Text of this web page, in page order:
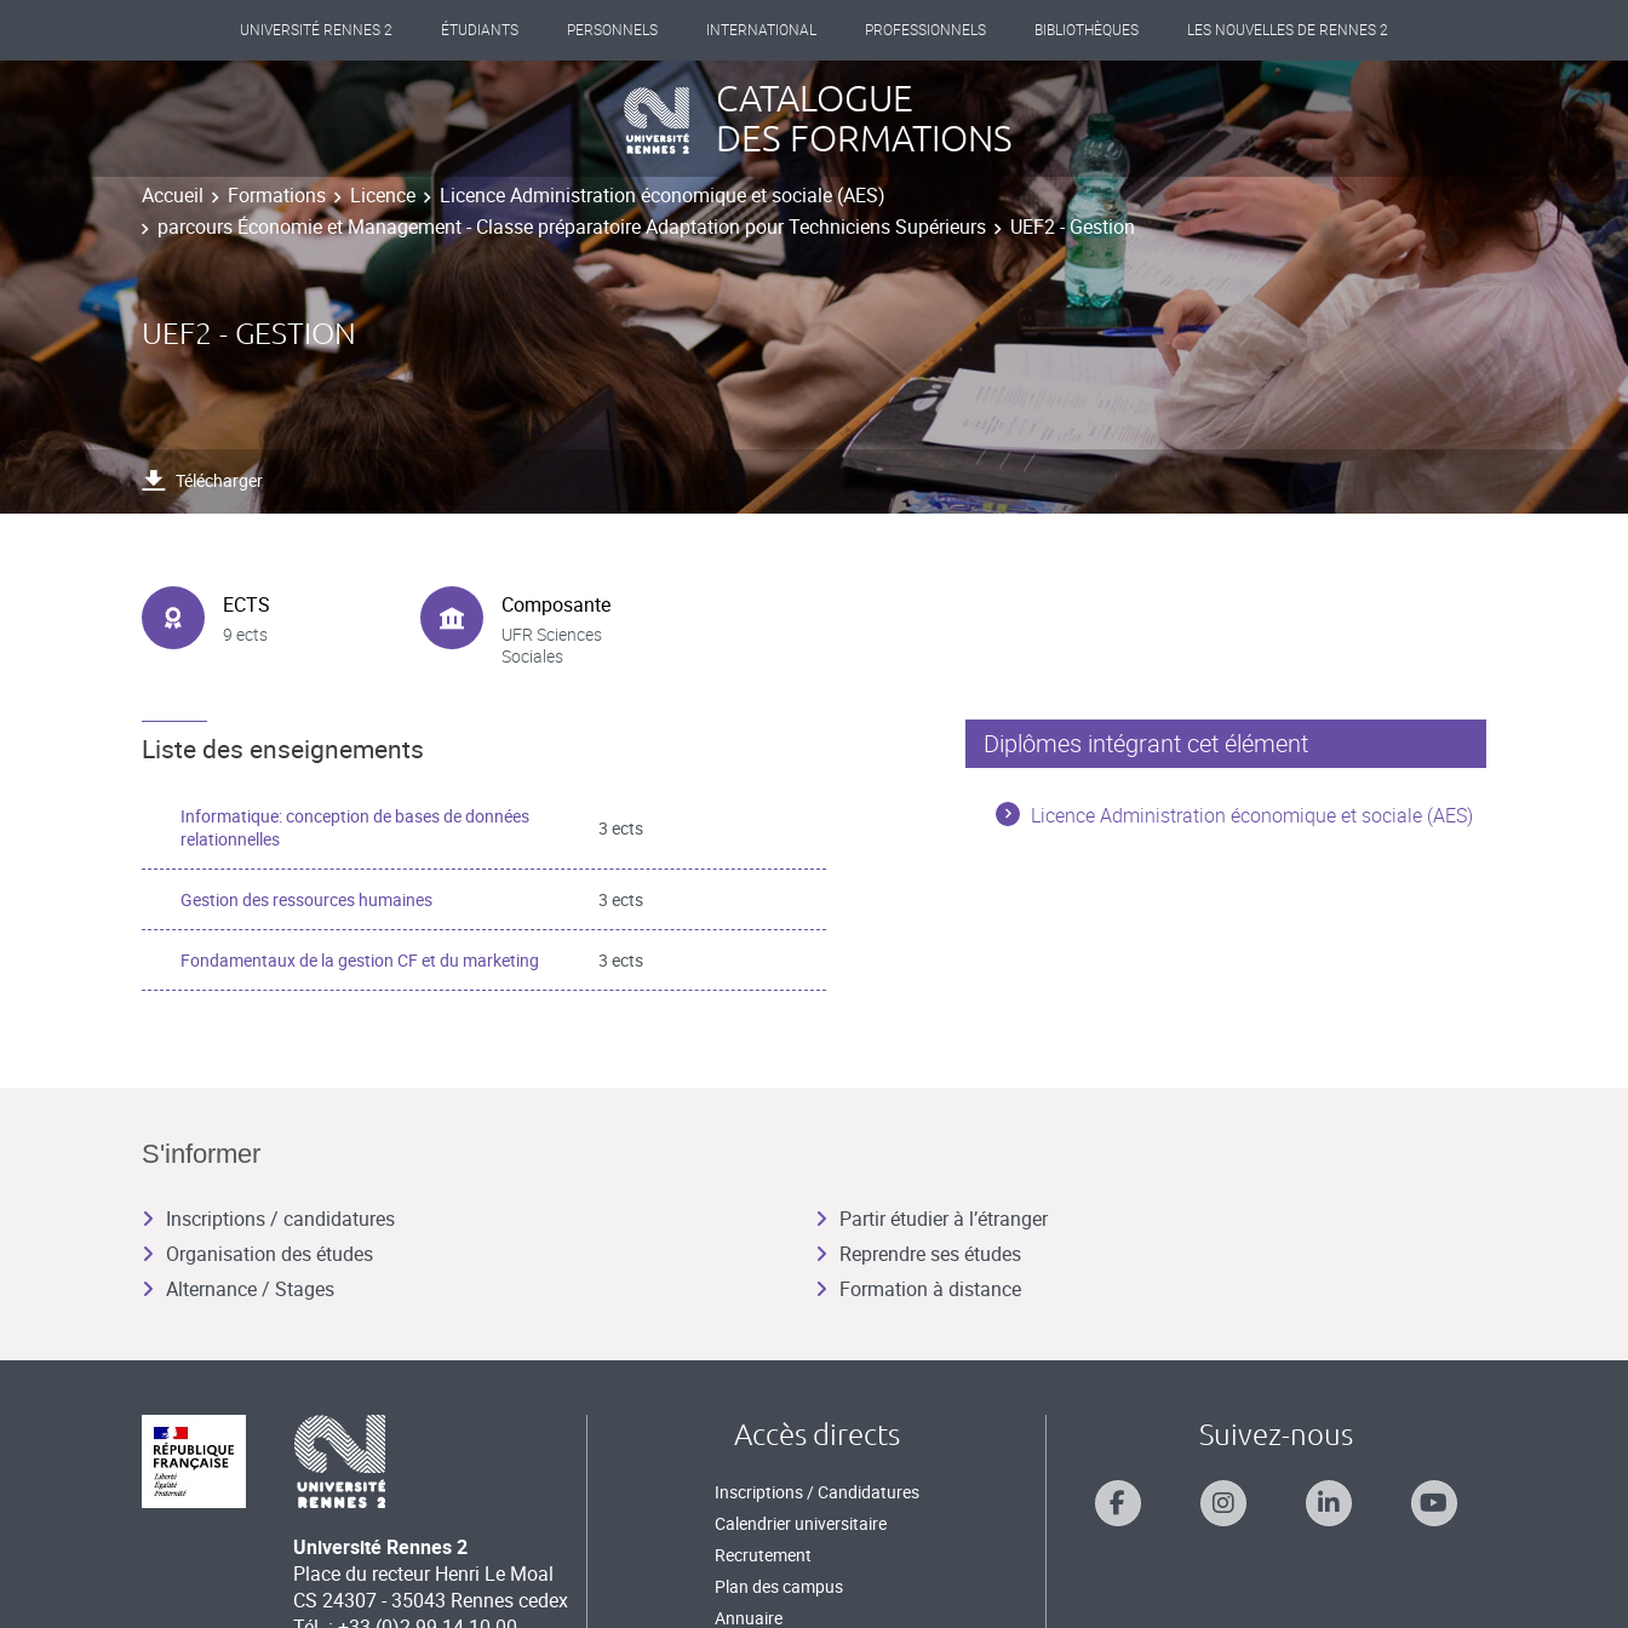
UNIVERSITÉ RENNES 2 ÉTUDIANTS PERSONNELS INTERNATIONAL PROFESSIONNELS BIBLIOTHÈQUES LES NOUVELLES DE RENNES 2
CATALOGUE
DES FORMATIONS
Accueil Formations Licence
Licence Administration économique et sociale (AES)
parcours Économie et Management - Classe préparatoire Adaptation pour Techniciens Supérieurs
UEF2 - Gestion
UEF2 - GESTION
Télécharger
ECTS
9 ects
Composante
UFR Sciences
Sociales
Liste des enseignements
Informatique: conception de bases de données
relationnelles
3 ects
Gestion des ressources humaines 3 ects
Fondamentaux de la gestion CF et du marketing 3 ects
Diplômes intégrant cet élément
Licence Administration économique et sociale (AES)
S'informer
Inscriptions / candidatures
Organisation des études
Alternance / Stages
Partir étudier à l’étranger
Reprendre ses études
Formation à distance
Université Rennes 2
Place du recteur Henri Le Moal
CS 24307 - 35043 Rennes cedex
Accès directs
Inscriptions / Candidatures
Calendrier universitaire
Recrutement
Plan des campus
Annuaire
Suivez-nous